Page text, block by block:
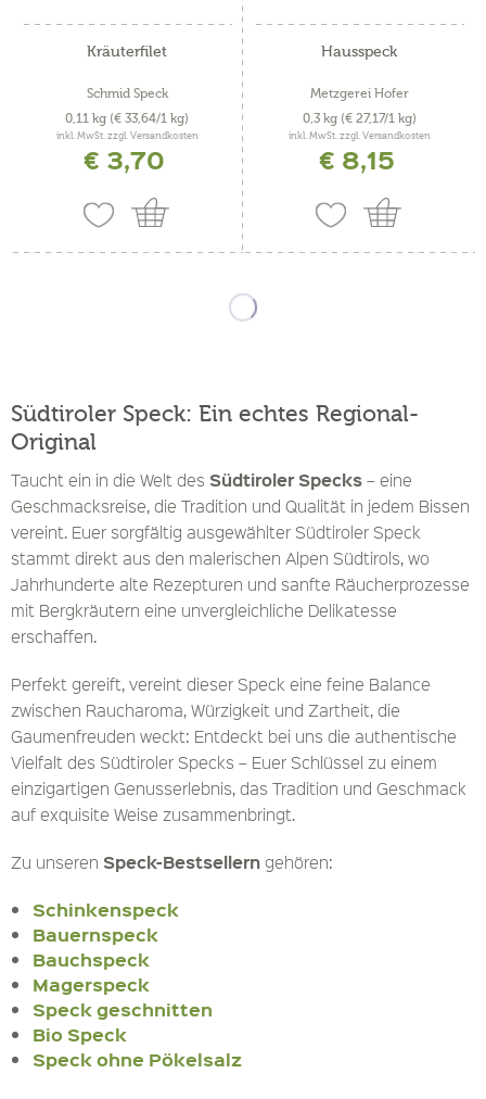
Kräuterfilet
Schmid Speck
0,11 kg (€ 33,64/1 kg)
inkl. MwSt. zzgl. Versandkosten
€ 3,70
Hausspeck
Metzgerei Hofer
0,3 kg (€ 27,17/1 kg)
inkl. MwSt. zzgl. Versandkosten
€ 8,15
Südtiroler Speck: Ein echtes Regional-
Original
Taucht ein in die Welt des Südtiroler Specks – eine
Geschmacksreise, die Tradition und Qualität in jedem Bissen
vereint. Euer sorgfältig ausgewählter Südtiroler Speck
stammt direkt aus den malerischen Alpen Südtirols, wo
Jahrhunderte alte Rezepturen und sanfte Räucherprozesse
mit Bergkräutern eine unvergleichliche Delikatesse
erschaffen.
Perfekt gereift, vereint dieser Speck eine feine Balance
zwischen Raucharoma, Würzigkeit und Zartheit, die
Gaumenfreuden weckt: Entdeckt bei uns die authentische
Vielfalt des Südtiroler Specks – Euer Schlüssel zu einem
einzigartigen Genusserlebnis, das Tradition und Geschmack
auf exquisite Weise zusammenbringt.
Zu unseren Speck-Bestsellern gehören:
Schinkenspeck
Bauernspeck
Bauchspeck
Magerspeck
Speck geschnitten
Bio Speck
Speck ohne Pökelsalz